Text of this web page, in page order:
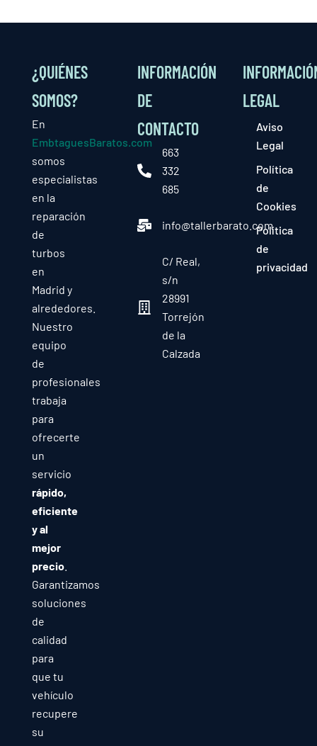
¿QUIÉNES
SOMOS?
En
EmbtaguesBaratos.com
somos
especialistas
en la
reparación
de
turbos
en
Madrid y
alrededores.
Nuestro
equipo
de
profesionales
trabaja
para
ofrecerte
un
servicio
rápido,
eficiente
y al
mejor
precio.
Garantizamos
soluciones
de
calidad
para
que tu
vehículo
recupere
su
INFORMACIÓN
DE
CONTACTO
663
332
685
info@tallerbarato.com
C/ Real,
s/n
28991
Torrejón
de la
Calzada
LEGAL
Aviso
Legal
Política
de
Cookies
Política
de
privacidad